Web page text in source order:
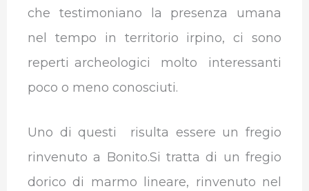
che testimoniano la presenza umana
nel tempo in territorio irpino, ci sono
reperti archeologici molto interessanti
poco o meno conosciuti.
Uno di questi risulta essere un fregio
rinvenuto a Bonito.Si tratta di un fregio
dorico di marmo lineare, rinvenuto nel